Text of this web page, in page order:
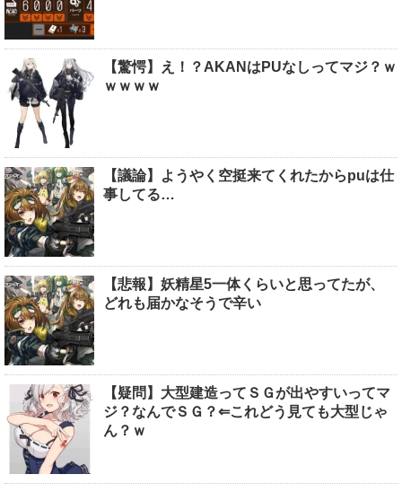
【驚愕】え！？AKANはPUなしってマジ？ｗ
ｗｗｗｗ
【議論】ようやく空挺来てくれたからpuは仕
事してる…
【悲報】妖精星5一体くらいと思ってたが、
どれも届かなそうで辛い
【疑問】大型建造ってＳＧが出やすいってマ
ジ？なんでＳＧ？⇐これどう見ても大型じゃ
ん？ｗ